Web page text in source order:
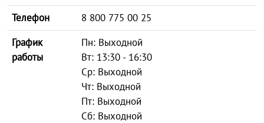
Телефон
8 800 775 00 25
График
работы
Пн: Выходной
Вт: 13:30 - 16:30
Ср: Выходной
Чт: Выходной
Пт: Выходной
Сб: Выходной